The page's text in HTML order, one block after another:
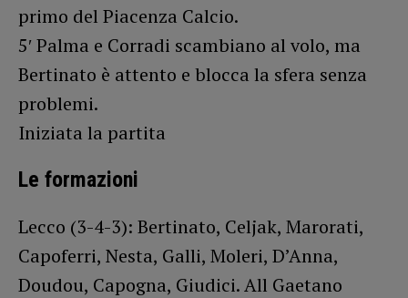
primo del Piacenza Calcio.
5′ Palma e Corradi scambiano al volo, ma
Bertinato è attento e blocca la sfera senza
problemi.
Iniziata la partita
Le formazioni
Lecco (3-4-3): Bertinato, Celjak, Marorati,
Capoferri, Nesta, Galli, Moleri, D’Anna,
Doudou, Capogna, Giudici. All Gaetano